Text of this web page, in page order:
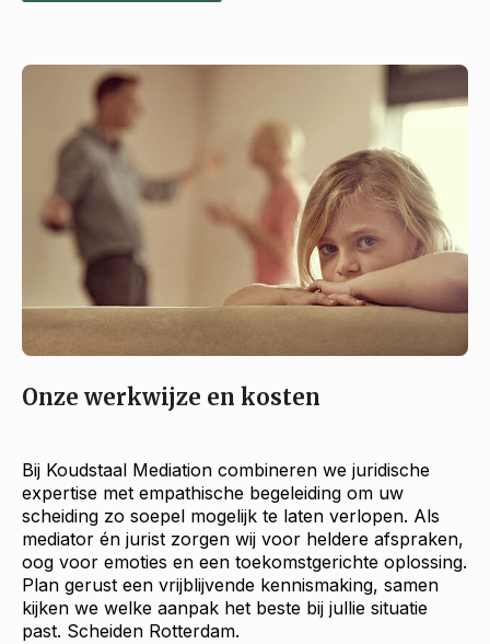
Onze werkwijze en kosten
Bij Koudstaal Mediation combineren we juridische
expertise met empathische begeleiding om uw
scheiding zo soepel mogelijk te laten verlopen. Als
mediator én jurist zorgen wij voor heldere afspraken,
oog voor emoties en een toekomstgerichte oplossing.
Plan gerust een vrijblijvende kennismaking, samen
kijken we welke aanpak het beste bij jullie situatie
past. Scheiden Rotterdam.